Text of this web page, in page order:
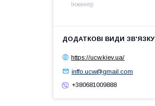
Інженер
https://ucw.kiev.ua/
inffo.ucw@gmail.com
+380681009888